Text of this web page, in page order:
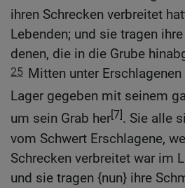
ihren Schrecken verbreitet
Lebenden; und sie tragen
denen, die in die Grube
25 Mitten unter
Lager gegeben mit seinem
um sein Grab her[7]. Sie alle
vom Schwert Erschlagene,
Schrecken verbreitet war im
und sie tragen {nun} ihre